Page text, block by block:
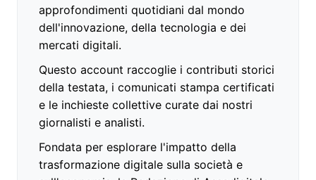
approfondimenti quotidiani dal mondo
dell'innovazione, della tecnologia e dei
mercati digitali.
Questo account raccoglie i contributi storici
della testata, i comunicati stampa certificati
e le inchieste collettive curate dai nostri
giornalisti e analisti.
Fondata per esplorare l'impatto della
trasformazione digitale sulla società e